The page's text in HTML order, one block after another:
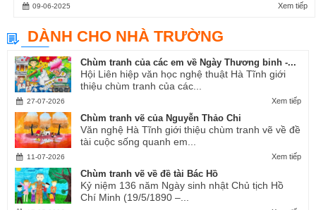
Xem tiếp
09-06-2025
DÀNH CHO NHÀ TRƯỜNG
Chùm tranh của các em về Ngày Thương binh -...
Hội Liên hiệp văn học nghệ thuật Hà Tĩnh giới
thiệu chùm tranh của các...
Xem tiếp
27-07-2026
Chùm tranh vẽ của Nguyễn Thảo Chi
Văn nghệ Hà Tĩnh giới thiệu chùm tranh vẽ về đề
tài cuộc sống quanh em...
Xem tiếp
11-07-2026
Chùm tranh vẽ về đề tài Bác Hồ
Kỷ niệm 136 năm Ngày sinh nhật Chủ tịch Hồ
Chí Minh (19/5/1890 –...